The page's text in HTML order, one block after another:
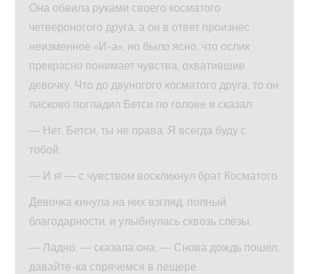
Она обвила руками своего косматого
четвероногого друга, а он в ответ произнес
неизменное «И-а», но было ясно, что ослик
прекрасно понимает чувства, охватившие
девочку. Что до двуногого косматого друга, то он
ласково погладил Бетси по голове и сказал:
— Нет, Бетси, ты не права. Я всегда буду с
тобой.
— И я! — с чувством воскликнул брат Косматого.
Девочка кинула на них взгляд, полный
благодарности, и улыбнулась сквозь слезы.
— Ладно, — сказала она. — Снова дождь пошел,
давайте-ка спрячемся в пещере.